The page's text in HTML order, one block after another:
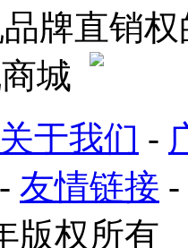
牌直销
城
关于我们 -
- 友情链接 -
版权所有